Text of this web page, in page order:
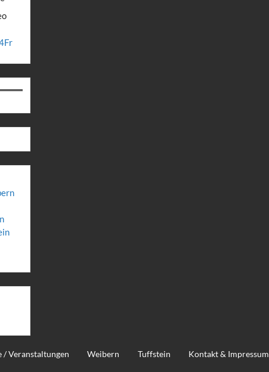
/ Veranstaltungen Weibern Tuffstein Kontakt & Impressum